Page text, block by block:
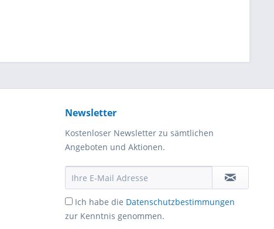
Newsletter
Kostenloser Newsletter zu sämtlichen
Angeboten und Aktionen.
Ich habe die Datenschutzbestimmungen
zur Kenntnis genommen.